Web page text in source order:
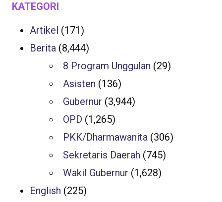
KATEGORI
Artikel (171)
Berita (8,444)
8 Program Unggulan (29)
Asisten (136)
Gubernur (3,944)
OPD (1,265)
PKK/Dharmawanita (306)
Sekretaris Daerah (745)
Wakil Gubernur (1,628)
English (225)